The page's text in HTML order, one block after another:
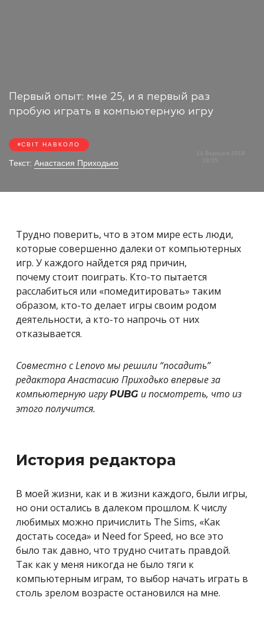
Первый опыт: мне 25, и я первый раз
пробую играть в компьютерную игру
СВІТ НАВКОЛО
Текст: Анастасия Приходько
14 Вересня 2018
Трудно поверить, что в этом мире есть люди,
которые совершенно далеки от компьютерных
игр. У каждого найдется ряд причин,
почему стоит поиграть. Кто-то пытается
расслабиться или «помедитировать» таким
образом, кто-то делает игры своим родом
деятельности, а кто-то напрочь от них
отказывается.
Совместно c Lenovo мы решили “посадить”
редактора Анастасию Приходько впервые за
компьютерную игруPUBG и посмотреть, что из
этого получится.
История редактора
В моей жизни, как и в жизни каждого, были игры,
но они остались в далеком прошлом. К числу
любимых можно причислить The Sims, «Как
достать соседа» и Need for Speed, но все это
было так давно, что трудно считать правдой.
Так как у меня никогда не было тяги к
компьютерным играм, то выбор начать играть в
столь зрелом возрасте остановился на мне.